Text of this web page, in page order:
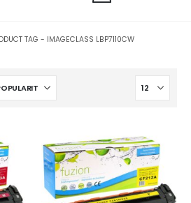
TAG - IMAGECLASS LBP7110CW